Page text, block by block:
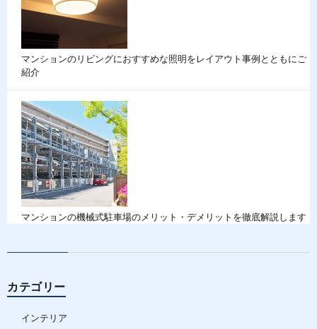
マンションのリビングにおすすめな照明をレイアウト事例とともにご
紹介
マンションの機械式駐車場のメリット・デメリットを徹底解説します
カテゴリー
インテリア